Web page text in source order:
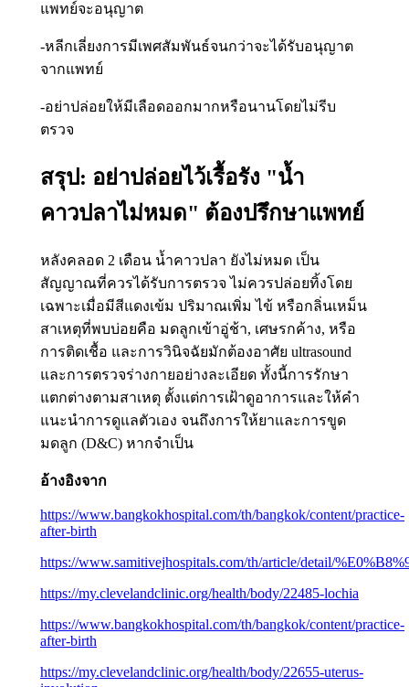
แพทย์จะอนุญาต
-หลีกเลี่ยงการมีเพศสัมพันธ์จนกว่าจะได้รับอนุญาต
จากแพทย์
-อย่าปล่อยให้มีเลือดออกมากหรือนานโดยไม่รีบ
ตรวจ
สรุป: อย่าปล่อยไว้เรื้อรัง "น้ำ
คาวปลาไม่หมด" ต้องปรึกษาแพทย์
หลังคลอด 2 เดือน น้ำคาวปลา ยังไม่หมด เป็น
สัญญาณที่ควรได้รับการตรวจ ไม่ควรปล่อยทิ้งโดย
เฉพาะเมื่อมีสีแดงเข้ม ปริมาณเพิ่ม ไข้ หรือกลิ่นเหม็น
สาเหตุที่พบบ่อยคือ มดลูกเข้าอู่ช้า, เศษรกค้าง, หรือ
การติดเชื้อ และการวินิจฉัยมักต้องอาศัย ultrasound
และการตรวจร่างกายอย่างละเอียด ทั้งนี้การรักษา
แตกต่างตามสาเหตุ ตั้งแต่การเฝ้าดูอาการและให้คำ
แนะนำการดูแลตัวเอง จนถึงการให้ยาและการขูด
มดลูก (D&C) หากจำเป็น
อ้างอิงจาก
https://www.bangkokhospital.com/th/bangkok/content/practice-
after-birth
https://www.samitivejhospitals.com/th/article/detail/
https://my.clevelandclinic.org/health/body/22485-lochia
https://www.bangkokhospital.com/th/bangkok/content/practice-
after-birth
https://my.clevelandclinic.org/health/body/22655-uterus-